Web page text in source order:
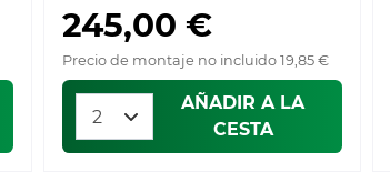
245,00 €
Precio de montaje no incluido 19,85 €
AÑADIR A LA
CESTA